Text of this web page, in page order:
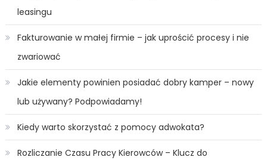
leasingu
Fakturowanie w małej firmie – jak uprościć procesy i nie
zwariować
Jakie elementy powinien posiadać dobry kamper – nowy
lub używany? Podpowiadamy!
Kiedy warto skorzystać z pomocy adwokata?
Rozliczanie Czasu Pracy Kierowców – Klucz do